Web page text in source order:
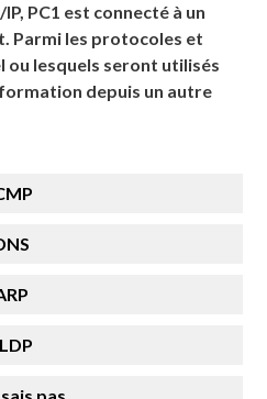
PC1 est connecté à un
Parmi les protocoles et
ou lesquels seront utilisés
depuis un autre